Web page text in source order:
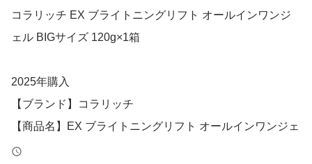
コラリッチ EX ブライトニングリフト オールインワンジ
ェル BIGサイズ 120g×1箱
2025年購入
【ブランド】コラリッチ
【商品名】EX ブライトニングリフト オールインワンジェ
ル